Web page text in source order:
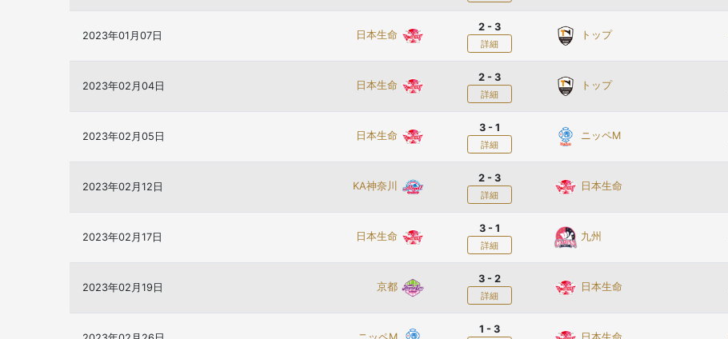
2023年01月07日 日本生命
2 - 3
詳細
トップ
2023年02月04日 日本生命
2 - 3
詳細
トップ
2023年02月05日 日本生命
3 - 1
詳細
ニッペM
2023年02月12日 KA神奈川
2 - 3
詳細
日本生命
2023年02月17日 日本生命
3 - 1
詳細
九州
2023年02月19日 京都
3 - 2
詳細
日本生命
1 - 3